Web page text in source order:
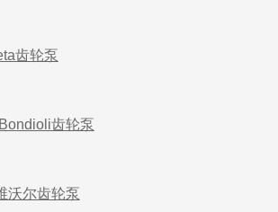
齿轮泵
齿轮泵
沃尔齿轮泵